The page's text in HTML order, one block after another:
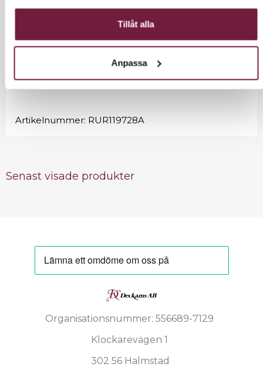
Tillåt alla
Anpassa
gummihjul.
Går att reglera höjden på stolen.
Sitt höjd: 39cm - 45cm
Artikelnummer: RUR119728A
Senast visade produkter
Organisationsnummer: 556689-7129
Klockarevägen 1
302 56 Halmstad